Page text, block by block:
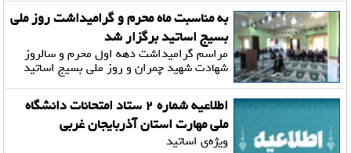
به‌ مناسبت ماه محرم و گرامیداشت روز ملی
بسیج اساتید برگزار شد
مراسم گرامیداشت دهه اول محرم و سالروز
شهادت شهید چمران و روز ملی بسیج اساتید
اطلاعیه شماره ۲ ستاد امتحانات دانشگاه
ملی مهارت استان آذربایجان غربی
ویژه‌ی اساتید